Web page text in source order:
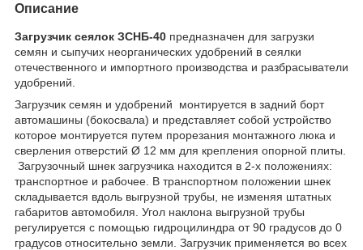
Описание
Загрузчик сеялок ЗСНБ-40 предназначен для загрузки
семян и сыпучих неорганических удобрений в сеялки
отечественного и импортного производства и разбрасыватели
удобрений.
Загрузчик семян и удобрений монтируется в задний борт
автомашины (бокосвала) и представляет собой устройство
которое монтируется путем прорезания монтажного люка и
сверления отверстий Ø 12 мм для крепления опорной плиты.
Загрузочный шнек загрузчика находится в 2-х положениях:
транспортное и рабочее. В транспортном положении шнек
складывается вдоль выгрузной трубы, не изменяя штатных
габаритов автомобиля. Угол наклона выгрузной трубы
регулируется с помощью гидроцилиндра от 90 градусов до 0
градусов относительно земли. Загрузчик применяется во всех